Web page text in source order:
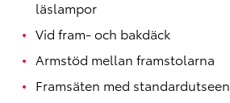
läslampor
Vid fram- och bakdäck
Armstöd mellan framstolarna
Framsäten med